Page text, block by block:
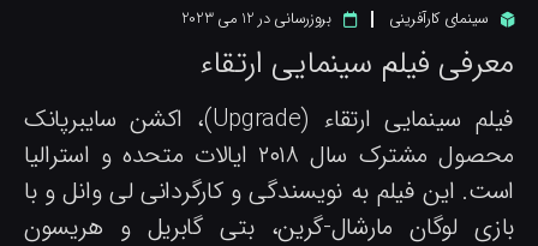
سینمای کارآفرینی بروزرسانی در12 می 2023
فیلم سینمایی ارتقاء
فیلم سینمایی ارتقاء (Upgrade)، اکشن سایبرپانک
محصول مشترک سال ۲۰۱۸ ایالات متحده و استرالیا
این فیلم به نویسندگی و کارگردانی لی وانل و با
لوگان مارشال-گرین، بتی گابریل و هریسون